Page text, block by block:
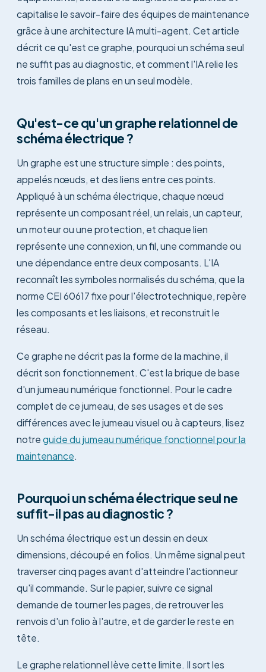
capitalise le savoir-faire des équipes de maintenance
grâce à une architecture IA multi-agent. Cet article
décrit ce qu'est ce graphe, pourquoi un schéma seul
ne suffit pas au diagnostic, et comment l'IA relie les
trois familles de plans en un seul modèle.
Qu'est-ce qu'un graphe relationnel de
schéma électrique ?
Un graphe est une structure simple : des points,
appelés nœuds, et des liens entre ces points.
Appliqué à un schéma électrique, chaque nœud
représente un composant réel, un relais, un capteur,
un moteur ou une protection, et chaque lien
représente une connexion, un fil, une commande ou
une dépendance entre deux composants. L'IA
reconnaît les symboles normalisés du schéma, que la
norme CEI 60617 fixe pour l'électrotechnique, repère
les composants et les liaisons, et reconstruit le
réseau.
Ce graphe ne décrit pas la forme de la machine, il
décrit son fonctionnement. C'est la brique de base
d'un jumeau numérique fonctionnel. Pour le cadre
complet de ce jumeau, de ses usages et de ses
différences avec le jumeau visuel ou à capteurs, lisez
notreguide du jumeau numérique fonctionnel pour la
maintenance.
Pourquoi un schéma électrique seul ne
suffit-il pas au diagnostic ?
Un schéma électrique est un dessin en deux
dimensions, découpé en folios. Un même signal peut
traverser cinq pages avant d'atteindre l'actionneur
qu'il commande. Sur le papier, suivre ce signal
demande de tourner les pages, de retrouver les
renvois d'un folio à l'autre, et de garder le reste en
tête.
Le graphe relationnel lève cette limite. Il sort les